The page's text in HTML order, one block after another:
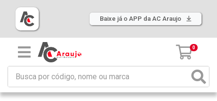
Baixe já o APP da AC Araujo
0